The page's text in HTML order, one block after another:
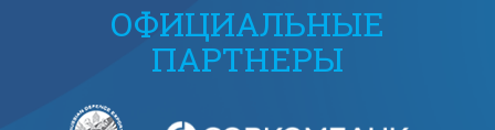
ОФИЦИАЛЬНЫЕ
ПАРТНЕРЫ